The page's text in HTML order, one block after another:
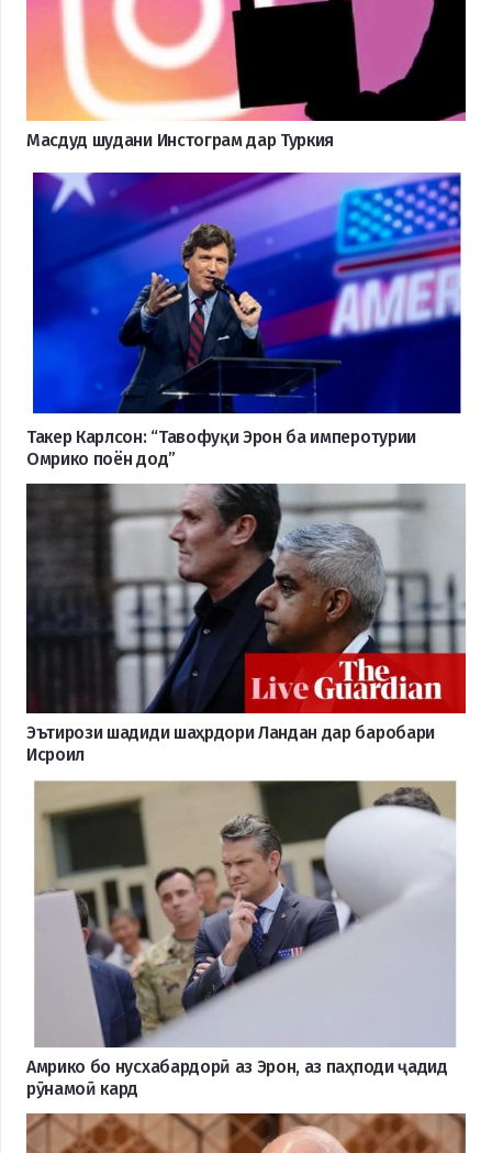
Масдуд шудани Инстограм дар Туркия
Такер Карлсон: “Тавофуқи Эрон ба имперотурии
Омрико поён дод”
Эътирози шадиди шаҳрдори Ландан дар баробари
Исроил
Амрико бо нусхабардорӣ аз Эрон, аз паҳподи ҷадид
рӯнамоӣ кард